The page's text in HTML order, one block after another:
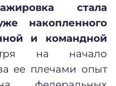
стала
накопленного
и командной
на начало
ее плечами опыт